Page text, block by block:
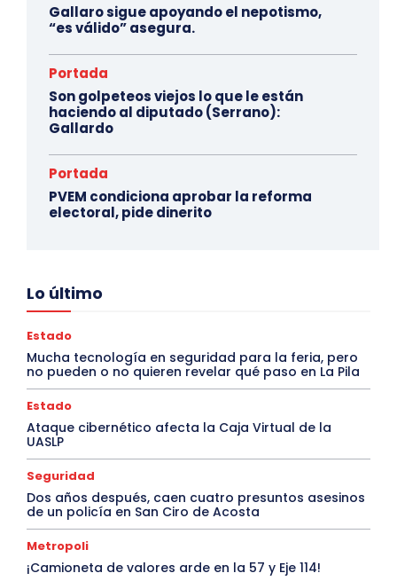
Gallaro sigue apoyando el nepotismo,
“es válido” asegura.
Portada
Son golpeteos viejos lo que le están
haciendo al diputado (Serrano):
Gallardo
Portada
PVEM condiciona aprobar la reforma
electoral, pide dinerito
Lo último
Estado
Mucha tecnología en seguridad para la feria, pero
no pueden o no quieren revelar qué paso en La Pila
Estado
Ataque cibernético afecta la Caja Virtual de la
UASLP
Seguridad
Dos años después, caen cuatro presuntos asesinos
de un policía en San Ciro de Acosta
Metropoli
¡Camioneta de valores arde en la 57 y Eje 114!